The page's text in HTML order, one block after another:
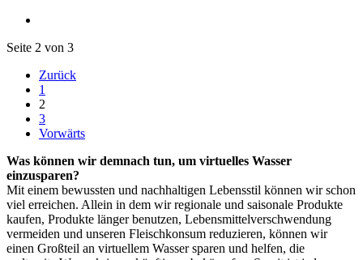
Seite 2 von 3
Zurück
1
2
3
Vorwärts
Was können wir demnach tun, um virtuelles Wasser
einzusparen?
Mit einem bewussten und nachhaltigen Lebensstil können wir schon
viel erreichen. Allein in dem wir regionale und saisonale Produkte
kaufen, Produkte länger benutzen, Lebensmittelverschwendung
vermeiden und unseren Fleischkonsum reduzieren, können wir
einen Großteil an virtuellem Wasser sparen und helfen, die